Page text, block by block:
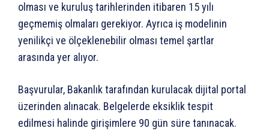
olması ve kuruluş tarihlerinden itibaren 15 yılı
geçmemiş olmaları gerekiyor. Ayrıca iş modelinin
yenilikçi ve ölçeklenebilir olması temel şartlar
arasında yer alıyor.
Başvurular, Bakanlık tarafından kurulacak dijital portal
üzerinden alınacak. Belgelerde eksiklik tespit
edilmesi halinde girişimlere 90 gün süre tanınacak.